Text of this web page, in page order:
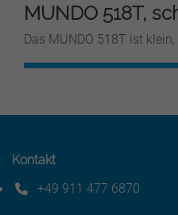
MUNDO 518T,
Das MUNDO 518T ist
WEITERLESEN
Kontakt
+49 911 477 6870
Telefonnummer: 4 9 9 1 1 4 7